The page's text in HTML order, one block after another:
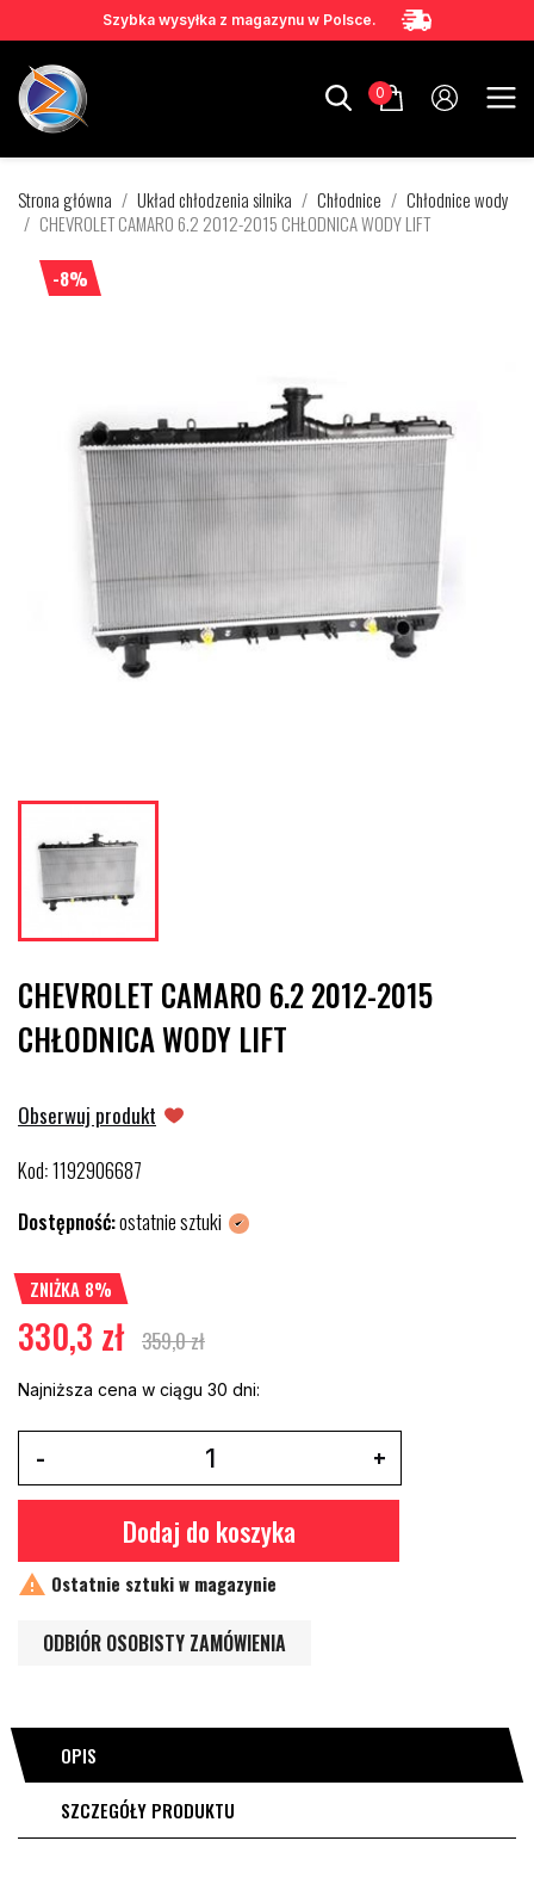
Szybka wysyłka z magazynu w Polsce.
0
Strona główna Układ chłodzenia silnika Chłodnice
Chłodnice wody
CHEVROLET CAMARO 6.2 2012-2015 CHŁODNICA WODY LIFT
-8%
CHEVROLET CAMARO 6.2 2012-2015
CHŁODNICA WODY LIFT
Obserwuj produkt
Kod:1192906687
Dostępność:ostatnie sztuki
ZNIŻKA 8%
330,3 zł 359,0 zł
Najniższa cena w ciągu 30 dni:
Dodaj do koszyka
 Ostatnie sztuki w magazynie
ODBIÓR OSOBISTY ZAMÓWIENIA
OPIS
SZCZEGÓŁY PRODUKTU